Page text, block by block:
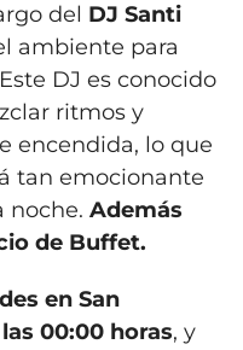
del DJ Santi
ambiente para
DJ es conocido
ritmos y
encendida, lo que
tan emocionante
noche. Además
de Buffet.
en San
00:00 horas, y